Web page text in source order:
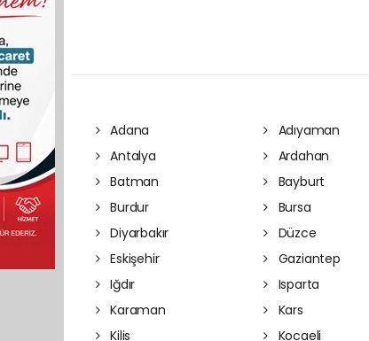
Adana Adıyaman
Antalya
Ardahan
Batman
Bayburt
Burdur
Bursa
Diyarbakır
Düzce
Eskişehir
Gaziantep
Iğdır
Isparta
Karaman
Kars
Kilis
Kocaeli